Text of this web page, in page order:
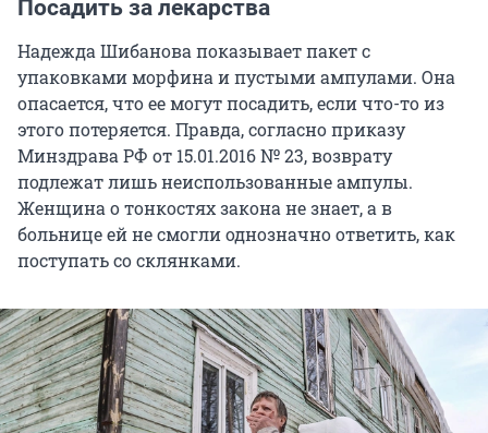
Посадить за лекарства
Надежда Шибанова показывает пакет с
упаковками морфина и пустыми ампулами. Она
опасается, что ее могут посадить, если что-то из
этого потеряется. Правда, согласно приказу
Минздрава РФ от 15.01.2016 № 23, возврату
подлежат лишь неиспользованные ампулы.
Женщина о тонкостях закона не знает, а в
больнице ей не смогли однозначно ответить, как
поступать со склянками.